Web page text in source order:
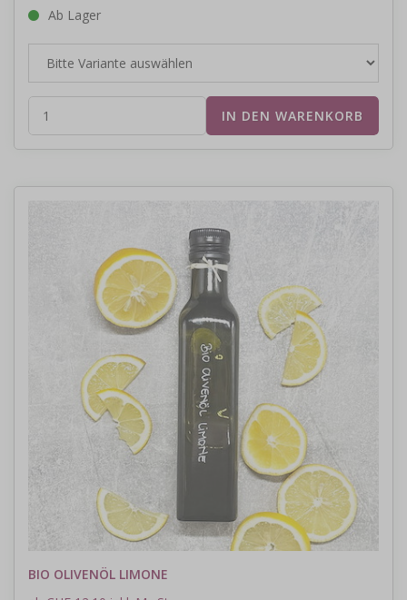
Ab Lager
BIO OLIVENÖL LIMONE